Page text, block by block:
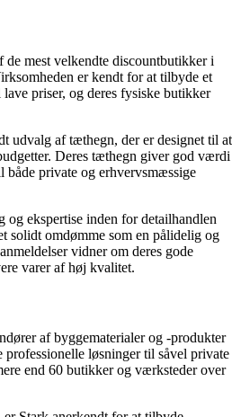
mest velkendte discountbutikker i
er kendt for at tilbyde et
priser, og deres fysiske butikker
udvalg af tæthegn, der er designet til at
Deres tæthegn giver god værdi
både private og erhvervsmæssige
og ekspertise inden for detailhandlen
solidt omdømme som en pålidelig og
vidner om deres gode
varer af høj kvalitet.
af byggematerialer og -produkter
løsninger til såvel private
end 60 butikker og værksteder over